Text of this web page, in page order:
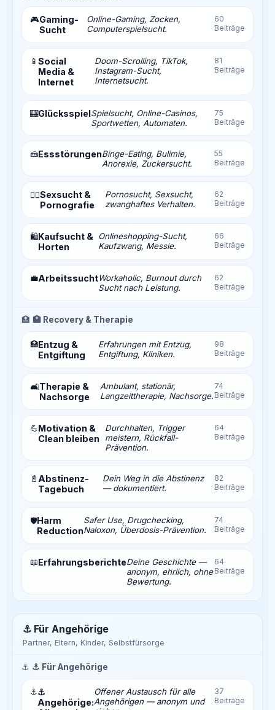
🎮Gaming-
Sucht
Online-Gaming, Zocken,
Computerspielsucht.
60
Beiträge
📱 Social
Media &
Internet
Doom-Scrolling, TikTok,
Instagram-Sucht,
Internetsucht.
81
Beiträge
🎰GlücksspielSpielsucht, Online-Casinos,
Sportwetten, Automaten.
75
Beiträge
🍰EssstörungenBinge-Eating, Bulimie,
Anorexie, Zuckersucht.
55
Beiträge
❤️‍🔥Sexsucht &
Pornografie
Pornosucht, Sexsucht,
zwanghaftes Verhalten.
62
Beiträge
🛍️Kaufsucht &
Horten
Onlineshopping-Sucht,
Kaufzwang, Messie.
66
Beiträge
💼ArbeitssuchtWorkaholic, Burnout durch
Sucht nach Leistung.
62
Beiträge
🏥 🏥 Recovery & Therapie
🏥Entzug &
Entgiftung
Erfahrungen mit Entzug,
Entgiftung, Kliniken.
98
Beiträge
🛋️Therapie &
Nachsorge
Ambulant, stationär,
Langzeittherapie, Nachsorge.
74
Beiträge
💪Motivation &
Clean bleiben
Durchhalten, Trigger
meistern, Rückfall-
Prävention.
64
Beiträge
📓 Abstinenz-
Tagebuch
Dein Weg in die Abstinenz
— dokumentiert.
82
Beiträge
🛡️Harm
Reduction
Safer Use, Drugchecking,
Naloxon, Überdosis-Prävention.
74
Beiträge
📖ErfahrungsberichteDeine Geschichte —
anonym, ehrlich, ohne
Bewertung.
64
Beiträge
⚓ Für Angehörige
Partner, Eltern, Kinder, Selbstfürsorge
⚓ ⚓ Für Angehörige
⚓⚓
Angehörige:
Offener Austausch für alle
Angehörigen — anonym und
37
Beiträge